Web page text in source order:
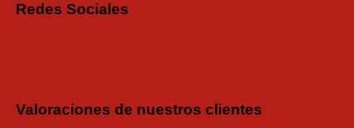
Redes Sociales
Valoraciones de nuestros clientes